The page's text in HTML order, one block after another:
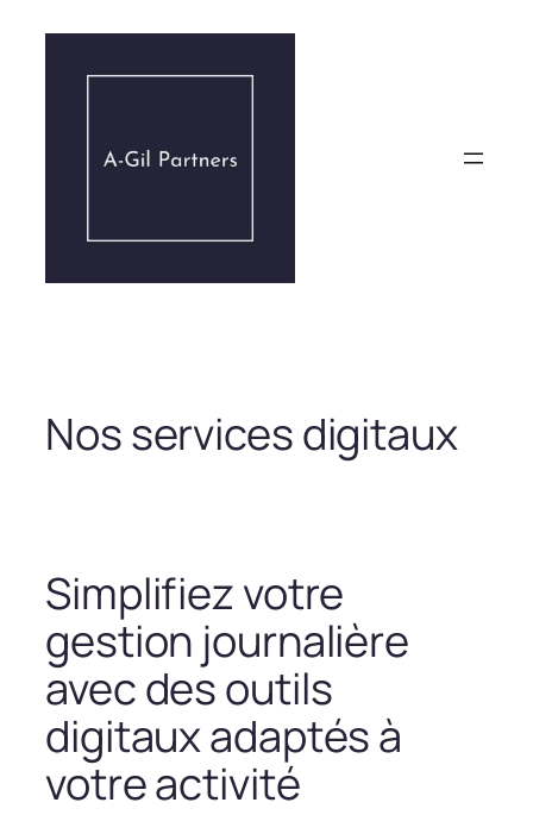
contenu
Nos services digitaux
Simplifiez votre
gestion journalière
avec des outils
digitaux adaptés à
votre activité